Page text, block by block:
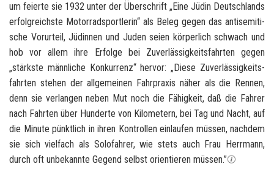
um fei­er­te sie 1932 unter der Über­schrift „Eine Jüdin Deutsch­lands
er­folg­reichs­te Mo­tor­rad­sport­le­rin“ als Beleg gegen das an­ti­se­mi­ti­
sche Vor­ur­teil, Jü­din­nen und Juden seien kör­per­lich schwach und
hob vor allem ihre Er­fol­ge bei Zu­ver­läs­sig­keits­fahr­ten gegen
„stärks­te männ­li­che Kon­kur­renz“ her­vor: „Diese Zu­ver­läs­sig­keits­
fahr­ten ste­hen der all­ge­mei­nen Fahr­pra­xis näher als die Ren­nen,
denn sie ver­lan­gen neben Mut noch die Fä­hig­keit, daß die Fah­rer
nach Fahr­ten über Hun­der­te von Ki­lo­me­tern, bei Tag und Nacht, auf
die Mi­nu­te pünkt­lich in ihren Kon­trol­len ein­lau­fen müs­sen, nach­dem
sie sich viel­fach als So­lo­fah­rer, wie stets auch Frau Herr­mann,
durch oft un­be­kann­te Ge­gend selbst ori­en­tie­ren müs­sen.”